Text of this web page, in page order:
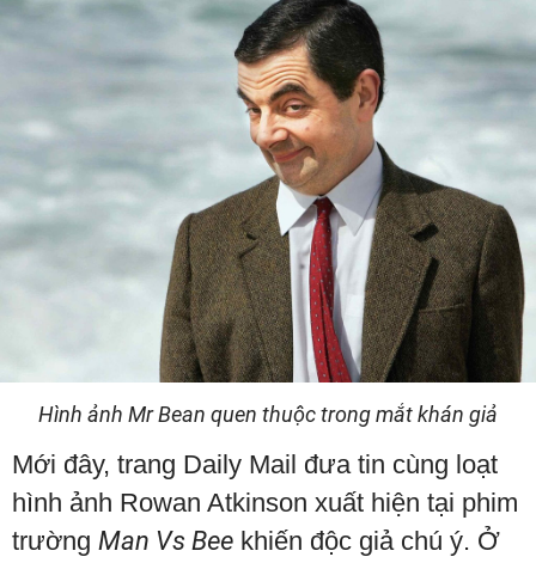
Hình ảnh Mr Bean quen thuộc trong mắt khán giả
Mới đây, trang Daily Mail đưa tin cùng loạt
hình ảnh Rowan Atkinson xuất hiện tại phim
trường Man Vs Bee khiến độc giả chú ý. Ở